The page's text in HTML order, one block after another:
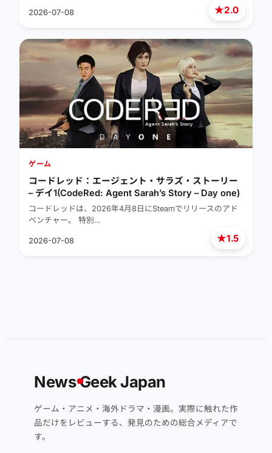
★2.0
2026-07-08
★1.5
ゲーム
コードレッド：エージェント・サラズ・ストーリー
– デイ1(CodeRed: Agent Sarah’s Story – Day one)
コードレッドは、2026年4月8日にSteamでリリースのアド
ベンチャー。 特別…
2026-07-08
NewsGeek Japan
ゲーム・アニメ・海外ドラマ・漫画。実際に触れた作
品だけをレビューする、発見のための総合メディアで
す。